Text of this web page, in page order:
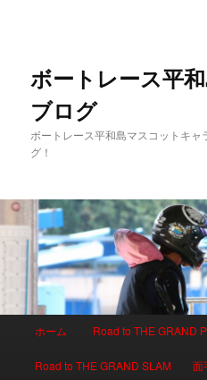
ボートレース平
ブログ
ボートレース平和島マスコットキ
グ！
メインコンテンツへ移動
サブコンテンツへ移動
ホーム Road to THE GRAND
Road to THE GRAND SLAM